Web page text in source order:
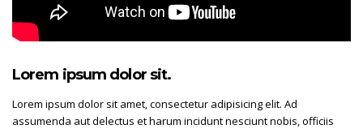
Lorem ipsum dolor sit.
Lorem ipsum dolor sit amet, consectetur adipisicing elit. Ad
assumenda aut delectus et harum incidunt nesciunt nobis, officiis